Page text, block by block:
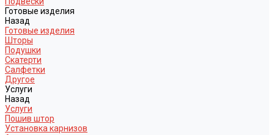
Готовые изделия
Назад
Готовые изделия
Шторы
Подушки
Скатерти
Салфетки
Другое
Услуги
Назад
Услуги
Пошив штор
Установка карнизов